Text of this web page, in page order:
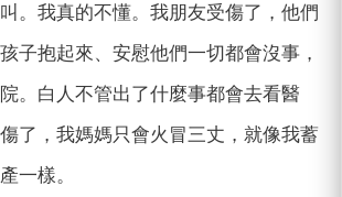
。我真的不懂。我朋友受傷了，他們
子抱起來、安慰他們一切都會沒事，
。白人不管出了什麼事都會去看醫
了，我媽媽只會火冒三丈，就像我蓄
一樣。